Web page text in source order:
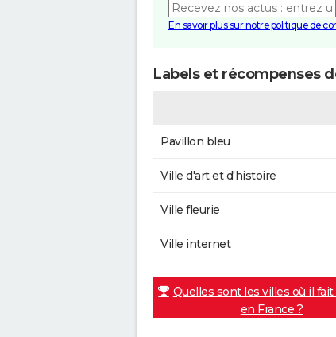
En savoir plus sur notre politique de
Labels et récompenses
Pavillon bleu
Ville d'art et d'histoire
Ville fleurie
Ville internet
Quelles sont les villes où il
en France ?